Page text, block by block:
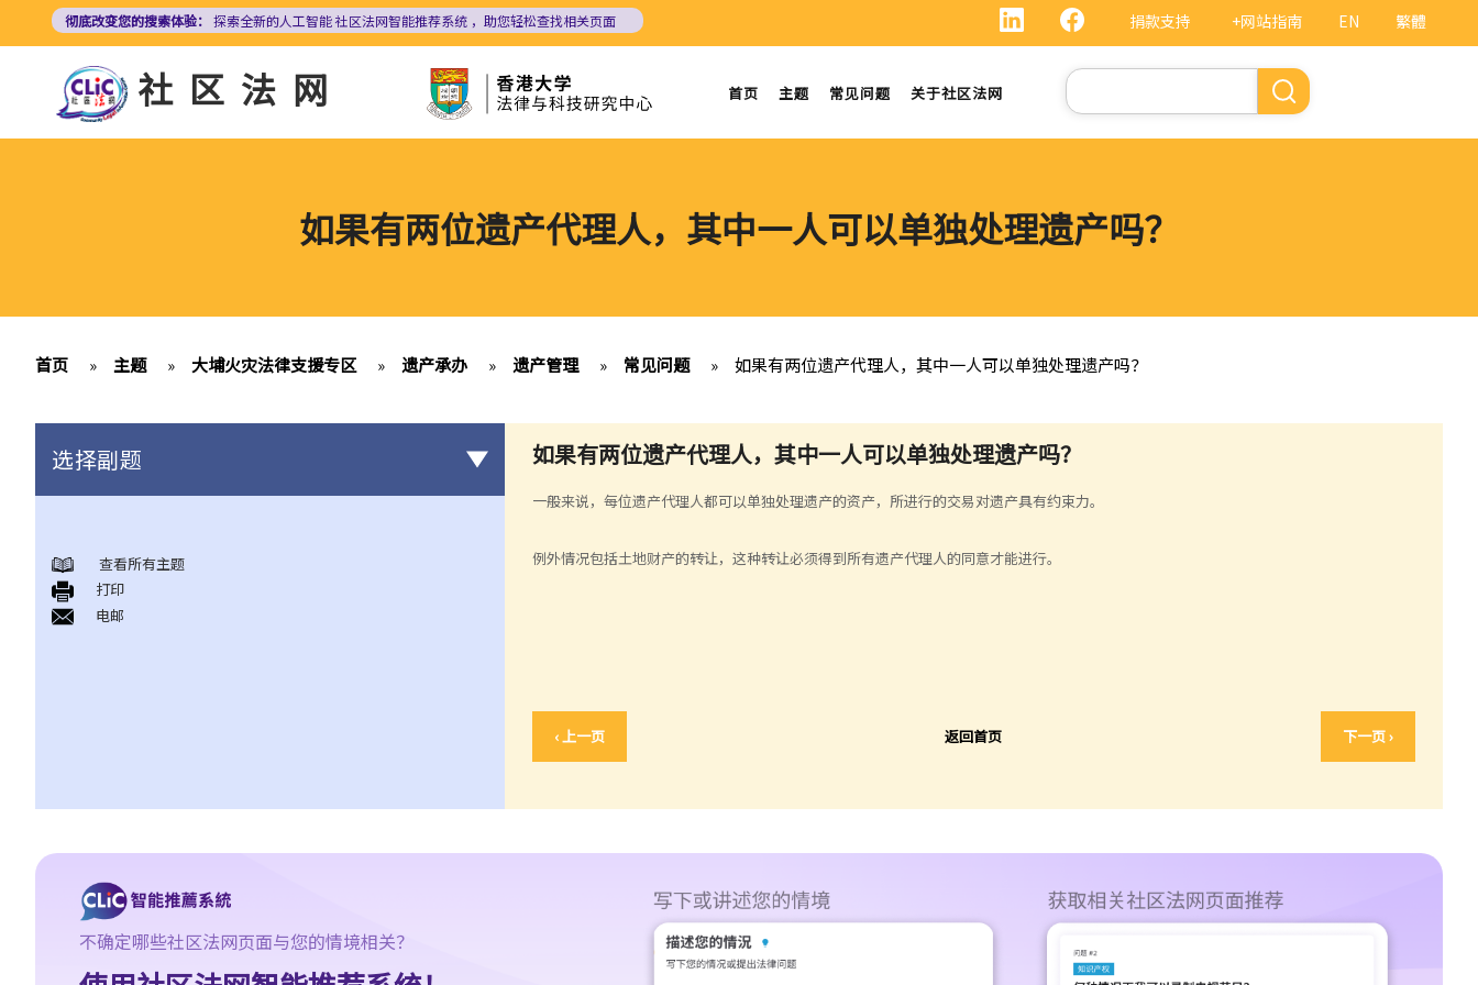
内
EN 繁體
捐款支持 +网站指南
彻底改变您的搜索体验： 探索全新的人工智能社区法网智能推荐系统 ，助您轻松查找相关页面
社区法网 首页 主题 常见问题 关于社区法网
搜
索
如果有两位遗产代理人，其中一人可以单独处理遗产吗？
首页 » 主题 » 大埔火灾法律支援专区 » 遗产承办 » 遗产管理 » 常见问题 » 如果有两位遗产代理人，其中一人可以单独处理遗产吗？
如果有两位遗产代理人，其中一人可以单独处理遗产吗？
一般来说，每位遗产代理人都可以单独处理遗产的资产，所进行的交易对遗产具有约束力。
例外情况包括土地财产的转让，这种转让必须得到所有遗产代理人的同意才能进行。
‹ 上一页 返回首页 下一页 ›
选择副题
A. 火葬
B. 骨灰安置所（灵灰安置所）
C. 土葬
我受伤后，何时可提出申索？
如何就人身伤害提出申索？
人身伤害诉讼所涉的法律程序
1. 申索信（原告人）及建设性的答复（被告人）
2. 传讯令状
查看所有主题
打印
电邮
不确定哪些社区法网页面与您的情境相关？